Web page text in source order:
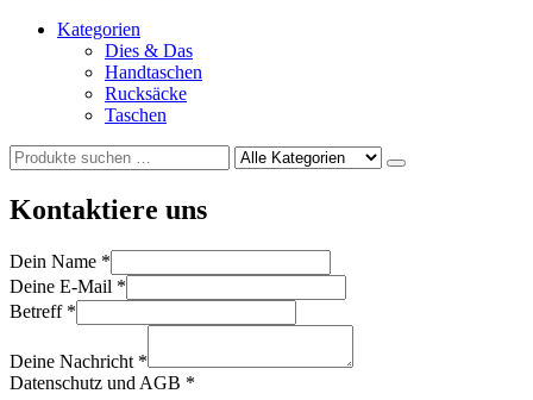
Kategorien
Dies & Das
Handtaschen
Rucksäcke
Taschen
Kontaktiere uns
Dein Name *
Deine E-Mail *
Betreff *
Deine Nachricht *
Datenschutz und AGB *